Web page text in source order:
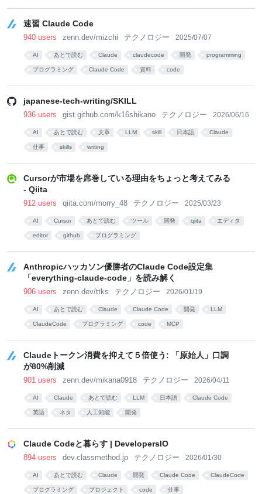
速習 Claude Code
940 users zenn.dev/mizchi テクノロジー 2025/07/07
AI あとで読む Claude claudecode 開発 programming
プログラミング Claude Code 資料 code
japanese-tech-writing/SKILL
936 users gist.github.com/k16shikano テクノロジー 2026/06/16
AI あとで読む 文章 LLM skill 日本語 Claude
仕事 skills writing
Cursorが市場を席巻している理由をちょっと考えてみる
- Qiita
912 users qiita.com/morry_48 テクノロジー 2025/03/23
AI Cursor あとで読む ツール 開発 qiita エディタ
editor github プログラミング
Anthropicハッカソン優勝者のClaude Code設定集
「everything-claude-code」を読み解く
906 users zenn.dev/ttks テクノロジー 2026/01/19
AI あとで読む Claude Claude Code 開発 LLM
ClaudeCode プログラミング code MCP
Claudeトークン消費を抑えて５倍使う: 「原始人」口調
が80%削減
901 users zenn.dev/mikana0918 テクノロジー 2026/04/11
AI Claude あとで読む LLM 日本語 Claude Code
英語 ネタ 人工知能 開発
Claude Codeと暮らす | DevelopersIO
894 users dev.classmethod.jp テクノロジー 2026/01/30
AI あとで読む Claude 開発 Claude Code ClaudeCode
プログラミング プロジェクト code 仕事